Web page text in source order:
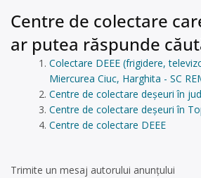
Centre de colectare
ar putea răspunde
Colectare DEEE (frigidere,
Miercurea Ciuc, Harghita - SC
Centre de colectare deșeuri în
Centre de colectare deșeuri în
Centre de colectare DEEE
Trimite un mesaj autorului anunţului